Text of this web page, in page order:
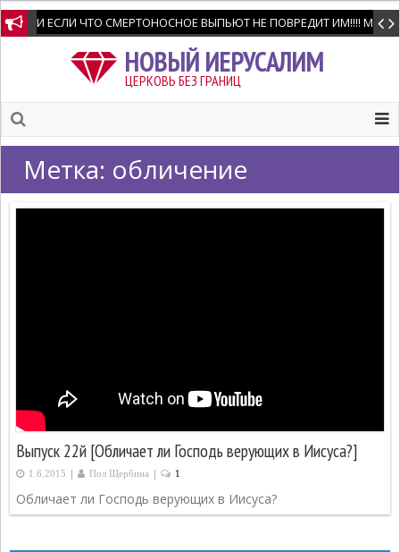
И ЕСЛИ ЧТО СМЕРТОНОСНОЕ ВЫПЬЮТ НЕ ПОВРЕДИТ ИМ!!!! Мне
НОВЫЙ ИЕРУСАЛИМ
ЦЕРКОВЬ БЕЗ ГРАНИЦ
Метка: обличение
Выпуск 22й [Обличает ли Господь верующих в Иисуса?]
1.6.2015 | Пол Щербина | 1
Обличает ли Господь верующих в Иисуса?